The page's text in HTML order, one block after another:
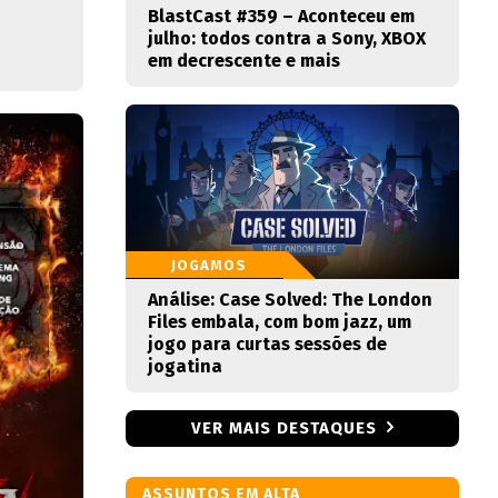
BlastCast #359 – Aconteceu em
julho: todos contra a Sony, XBOX
em decrescente e mais
JOGAMOS
Análise: Case Solved: The London
Files embala, com bom jazz, um
jogo para curtas sessões de
jogatina
VER MAIS DESTAQUES
ASSUNTOS EM ALTA